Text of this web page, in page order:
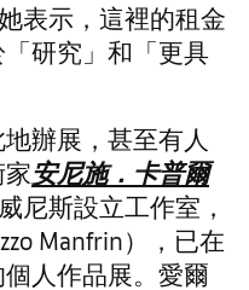
表示，這裡的租金
研究」和「更具
辦展，甚至有人
安尼施．卡普爾
尼斯設立工作室，
Manfrin），已在
人作品展。愛爾